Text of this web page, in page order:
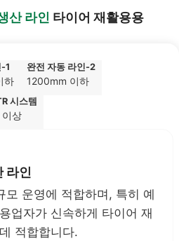
산 라인 타이어 재활용용
1
하
완전 자동 라인-2
1200mm 이하
시스템
상
라인
모 운영에 적합하며, 특히 예
업자가 신속하게 타이어 재
적합합니다.